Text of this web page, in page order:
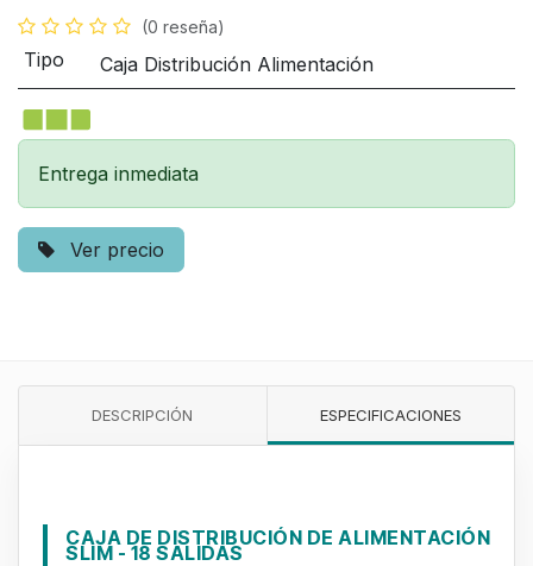
(0 reseña)
Tipo Caja Distribución Alimentación
Entrega inmediata
Ver precio
DESCRIPCIÓN ESPECIFICACIONES
CAJA DE DISTRIBUCIÓN DE ALIMENTACIÓN
SLIM - 18 SALIDAS